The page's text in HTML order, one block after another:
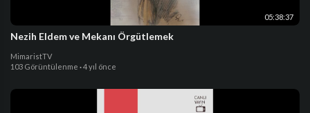
05:38:37
Nezih Eldem ve Mekanı Örgütlemek
MimaristTV
103 Görüntülenme ·4 yıl önce